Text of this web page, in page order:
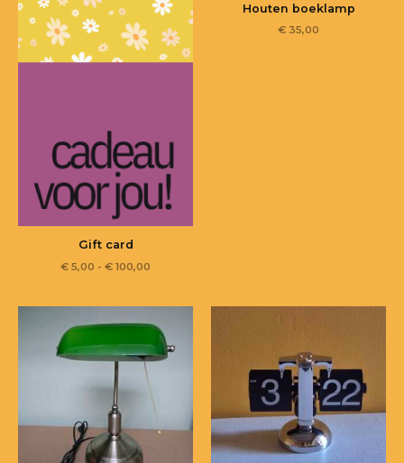
Gift card
€ 5,00 - € 100,00
Houten boeklamp
€ 35,00